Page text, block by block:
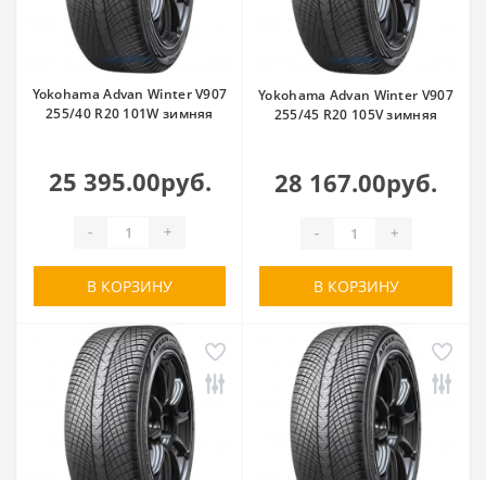
Yokohama Advan Winter V907
255/40 R20 101W зимняя
25 395.00руб.
- +
В КОРЗИНУ
Yokohama Advan Winter V907
255/45 R20 105V зимняя
28 167.00руб.
- +
В КОРЗИНУ